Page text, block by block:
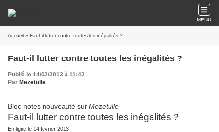
MENU
Accueil » Faut-il lutter contre toutes les inégalités ?
Faut-il lutter contre toutes les inégalités ?
Publié le 14/02/2013 à 11:42
Par Mezetulle
Bloc-notes nouveauté sur Mezetulle
Faut-il lutter contre toutes les inégalités ?
En ligne le 14 février 2013